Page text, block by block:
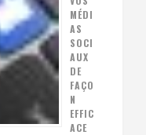
MÉDI
AS
SOCI
AUX
DE
FAÇO
N
EFFIC
ACE